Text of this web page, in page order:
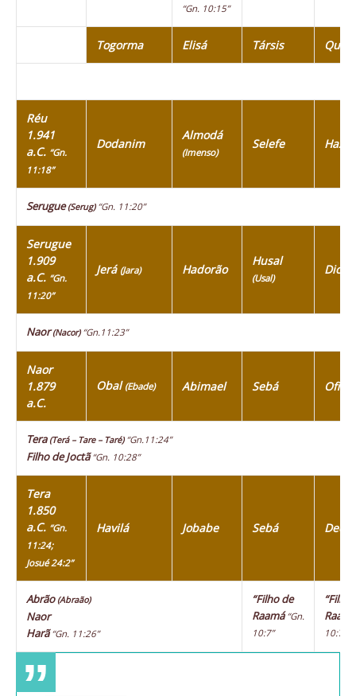
“Gn. 10:15”
Togorma Elisá Társis
Réu
1.941
a.C. “Gn.
11:18”
Dodanim
Almodá
(Imenso)
Selefe
Serugue(Serug) “Gn. 11:20”
Serugue
1.909
a.C. “Gn.
11:20”
Jerá (Jara) Hadorão
Husal
(Usal)
Diclá
Naor(Nacor) “Gn.11:23”
Naor
1.879
a.C.
Obal (Ebade) Abimael Sebá Ofir
Tera (Terá – Tare – Taré) “Gn.11:24”
Filho de Joctã“Gn. 10:28”
Tera
1.850
a.C. “Gn.
11:24;
Josué 24:2”
Havilá Jobabe Sebá Dedã
Abrão (Abraão)
Naor
Harã“Gn. 11:26”
“Filho de
Raamá“Gn.
10:7”
“Filho
10:7”